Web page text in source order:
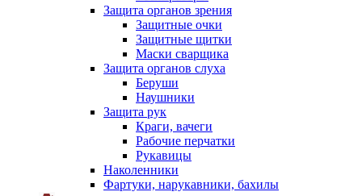
Защита органов зрения
Защитные очки
Защитные щитки
Маски сварщика
Защита органов слуха
Беруши
Наушники
Защита рук
Краги, вачеги
Рабочие перчатки
Рукавицы
Наколенники
Фартуки, нарукавники, бахилы